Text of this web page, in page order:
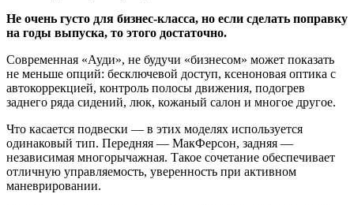
Не очень густо для бизнес-класса, но если сделать поправку
на годы выпуска, то этого достаточно.
Современная «Ауди», не будучи «бизнесом» может показать
не меньше опций: бесключевой доступ, ксеноновая оптика с
автокоррекцией, контроль полосы движения, подогрев
заднего ряда сидений, люк, кожаный салон и многое другое.
Что касается подвески — в этих моделях используется
одинаковый тип. Передняя — МакФерсон, задняя —
независимая многорычажная. Такое сочетание обеспечивает
отличную управляемость, уверенность при активном
маневрировании.